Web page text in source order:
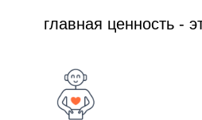
главная ценность -